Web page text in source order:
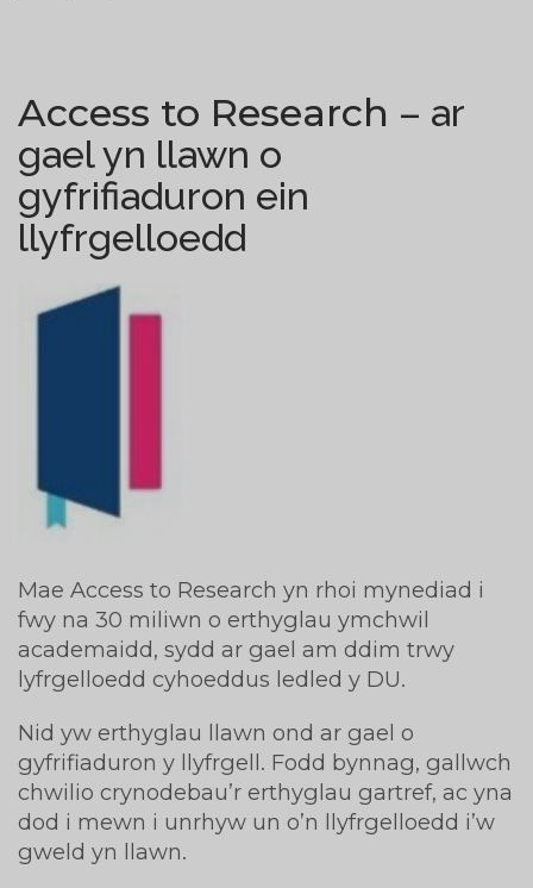
Access to Research – ar
gael yn llawn o
gyfrifiaduron ein
llyfrgelloedd
Mae Access to Research yn rhoi mynediad i
fwy na 30 miliwn o erthyglau ymchwil
academaidd, sydd ar gael am ddim trwy
lyfrgelloedd cyhoeddus ledled y DU.
Nid yw erthyglau llawn ond ar gael o
gyfrifiaduron y llyfrgell. Fodd bynnag, gallwch
chwilio crynodebau’r erthyglau gartref, ac yna
dod i mewn i unrhyw un o’n llyfrgelloedd i’w
gweld yn llawn.